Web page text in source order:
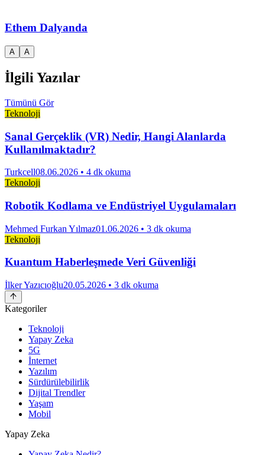
Ethem Dalyanda
A A
İlgili Yazılar
Tümünü Gör
Teknoloji
Sanal Gerçeklik (VR) Nedir, Hangi Alanlarda
Kullanılmaktadır?
Turkcell08.06.2026 • 4 dk okuma
Teknoloji
Robotik Kodlama ve Endüstriyel Uygulamaları
Mehmed Furkan Yılmaz01.06.2026 • 3 dk okuma
Teknoloji
Kuantum Haberleşmede Veri Güvenliği
İlker Yazıcıoğlu20.05.2026 • 3 dk okuma
Kategoriler
Teknoloji
Yapay Zeka
5G
İnternet
Yazılım
Sürdürülebilirlik
Dijital Trendler
Yaşam
Mobil
Yapay Zeka